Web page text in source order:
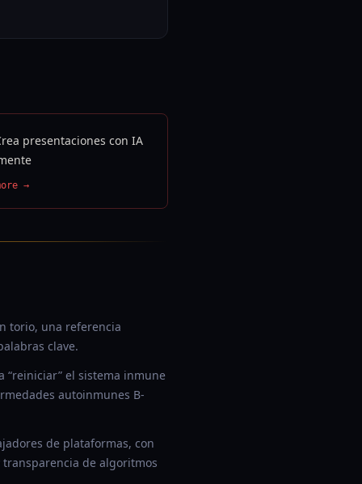
presentaciones con IA
→
torio, una referencia
clave.
“reiniciar” el sistema inmune
autoinmunes B-
de plataformas, con
de algoritmos